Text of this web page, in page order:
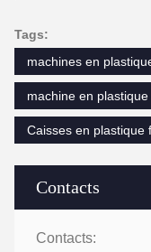
Contacts
Contacts:
Tags:
machines en
machine en
Caisses en plastique